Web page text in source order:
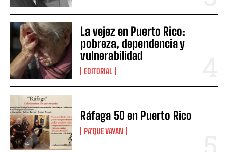
La vejez en Puerto Rico:
pobreza, dependencia y
vulnerabilidad
EDITORIAL
Ráfaga 50 en Puerto Rico
PA’QUE VAYAN